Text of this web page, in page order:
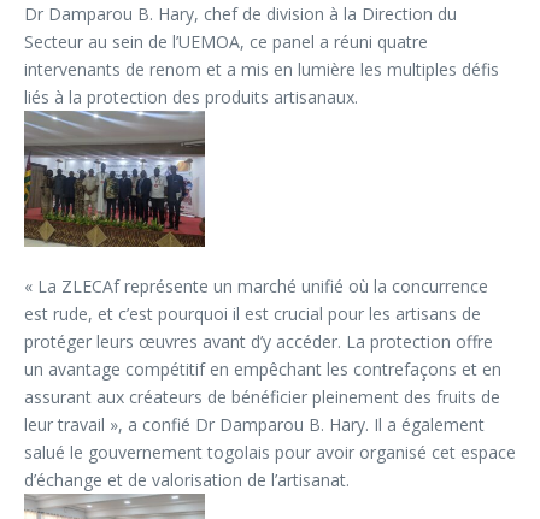
Dr Damparou B. Hary, chef de division à la Direction du
Secteur au sein de l’UEMOA, ce panel a réuni quatre
intervenants de renom et a mis en lumière les multiples défis
liés à la protection des produits artisanaux.
« La ZLECAf représente un marché unifié où la concurrence
est rude, et c’est pourquoi il est crucial pour les artisans de
protéger leurs œuvres avant d’y accéder. La protection offre
un avantage compétitif en empêchant les contrefaçons et en
assurant aux créateurs de bénéficier pleinement des fruits de
leur travail », a confié Dr Damparou B. Hary. Il a également
salué le gouvernement togolais pour avoir organisé cet espace
d’échange et de valorisation de l’artisanat.